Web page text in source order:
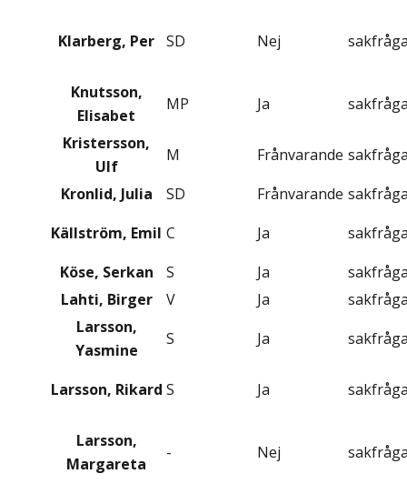
Klarberg, Per SD Nej
Knutsson,
Elisabet
MP Ja
Kristersson,
Ulf
M Frånvarande
Kronlid, Julia
SD Frånvarande
Källström, Emil C Ja
Köse, Serkan
S Ja
Lahti, Birger
V Ja
Larsson,
Yasmine
S Ja
Larsson, Rikard S Ja
Larsson,
Margareta
- Nej